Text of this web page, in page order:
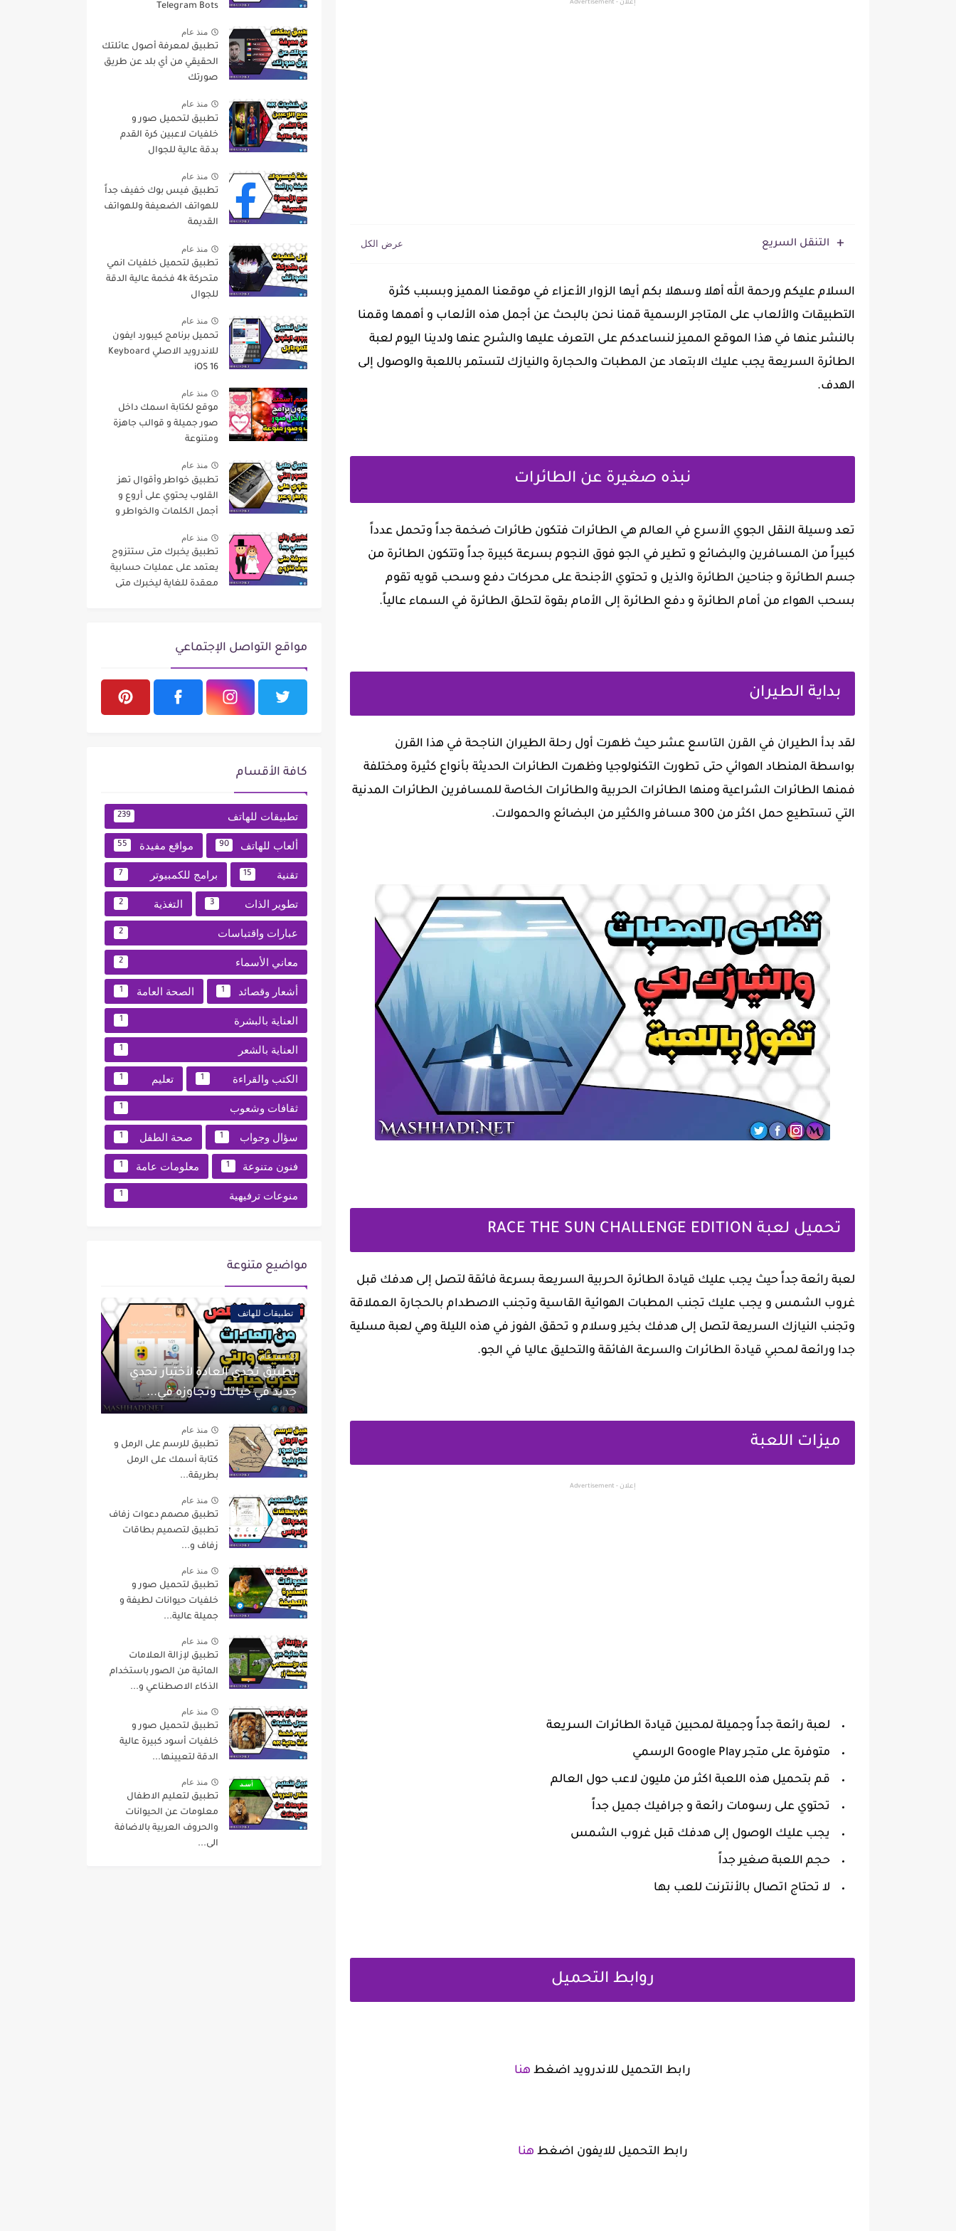
إعلان - Advertisement
التنقل السريع
‏السلام عليكم ورحمة الله أهلا وسهلا بكم أيها الزوار الأعزاء في موقعنا المميز وبسبب كثرة
التطبيقات والألعاب على المتاجر الرسمية قمنا نحن بالبحث عن أجمل هذه الألعاب و أهمها وقمنا
بالنشر عنها في هذا الموقع المميز لنساعدكم على التعرف عليها والشرح عنها ولدينا اليوم لعبة
الطائرة السريعة يجب عليك الابتعاد عن المطبات والحجارة والنيازك لتستمر باللعبة والوصول إلى
الهدف.
نبذه صغيرة عن الطائرات
‏تعد وسيلة النقل الجوي الأسرع في العالم هي الطائرات فتكون طائرات ضخمة جداً وتحمل عدداً
كبيراً من المسافرين والبضائع و تطير في الجو فوق النجوم بسرعة كبيرة جداً وتتكون الطائرة من
جسم الطائرة و جناحين الطائرة والذيل و تحتوي الأجنحة على محركات دفع وسحب قويه تقوم
بسحب الهواء من أمام الطائرة و دفع الطائرة إلى الأمام بقوة لتحلق الطائرة في السماء عالياً.
بداية الطيران
‏لقد بدأ الطيران في القرن التاسع عشر حيث ظهرت أول رحلة الطيران الناجحة في هذا القرن
بواسطة المنطاد الهوائي حتى تطورت التكنولوجيا وظهرت الطائرات الحديثة بأنواع كثيرة ومختلفة
فمنها الطائرات الشراعية ومنها الطائرات الحربية والطائرات الخاصة للمسافرين الطائرات المدنية
التي تستطيع حمل اكثر من 300 مسافر والكثير من البضائع والحمولات.
تحميل لعبة RACE THE SUN CHALLENGE EDITION
‏لعبة رائعة جداً حيث يجب عليك قيادة الطائرة الحربية السريعة بسرعة فائقة لتصل إلى هدفك قبل
غروب الشمس و يجب عليك تجنب المطبات الهوائية القاسية وتجنب الاصطدام بالحجارة العملاقة
وتجنب النيازك السريعة لتصل إلى هدفك بخير وسلام و تحقق الفوز في هذه الليلة وهي لعبة مسلية
جدا ورائعة لمحبي قيادة الطائرات والسرعة الفائقة والتحليق عاليا في الجو.
‏ميزات اللعبة
إعلان - Advertisement
‏لعبة رائعة جداً وجميلة لمحبين قيادة الطائرات السريعة
‏متوفرة على متجر Google Play الرسمي
‏قم بتحميل هذه اللعبة اكثر من مليون لاعب حول العالم
‏تحتوي على رسومات رائعة و جرافيك جميل جداً
‏يجب عليك الوصول إلى هدفك قبل غروب الشمس
‏حجم اللعبة صغير جداً
لا تحتاج اتصال بالأنترنت للعب بها
روابط التحميل
رابط التحميل للاندرويد اضغط هنا
رابط التحميل للايفون اضغط هنا
Telegram Bots
منذ عام
تطبيق لمعرفة أصول عائلتك
الحقيقي من أي بلد عن طريق
صورتك
منذ عام
تطبيق لتحميل صور و
خلفيات لاعبين كرة القدم
بدقة عالية للجوال
منذ عام
تطبيق فيس بوك خفيف جداً
للهواتف الضعيفة وللهواتف
القديمة
منذ عام
تطبيق لتحميل خلفيات انمي
متحركة 4k فخمة عالية الدقة
للجوال
منذ عام
تحميل برنامج كيبورد ايفون
للاندرويد الاصلي Keyboard
iOS 16
منذ عام
موقع لكتابة اسمك داخل
صور جميلة و قوالب جاهزة
ومتنوعة
منذ عام
تطبيق خواطر وأقوال تهز
القلوب يحتوي على أروع و
أجمل الكلمات والخواطر و
منذ عام
تطبيق يخبرك متى ستتزوج
يعتمد على عمليات حسابية
معقدة للغاية ليخبرك متى
مواقع التواصل الإجتماعي
كافة الأقسام
تطبيقات للهاتف 239
ألعاب للهاتف 90 مواقع مفيدة 55
تقنية 15 برامج للكمبيوتر 7
تطوير الذات 3 التغذية 2
عبارات واقتباسات 2
معاني الأسماء 2
أشعار وقصائد 1 الصحة العامة 1
العناية بالبشرة 1
العناية بالشعر 1
الكتب والقراءة 1 تعليم 1
ثقافات وشعوب 1
سؤال وجواب 1 صحة الطفل 1
فنون متنوعة 1 معلومات عامة 1
منوعات ترفيهية 1
مواضيع متنوعة
تطبيقات للهاتف
منذ عام
تطبيق تحدي العادة لأختيار تحدي
جديد في حياتك وتجاوزه في...
منذ عام
تطبيق للرسم على الرمل و
كتابة أسمك على الرمل
بطريقة...
منذ عام
تطبيق مصمم دعوات زفاف
تطبيق لتصميم بطاقات
زفاف و...
منذ عام
تطبيق لتحميل صور و
خلفيات حيوانات لطيفة و
جميلة عالية...
منذ عام
تطبيق لإزالة العلامات
المائية من الصور باستخدام
الذكاء الاصطناعي و...
منذ عام
تطبيق لتحميل صور و
خلفيات أسود كبيرة عالية
الدقة لتعيينها...
منذ عام
تطبيق لتعليم الاطفال
معلومات عن الحيوانات
والحروف العربية بالاضافة
الى...